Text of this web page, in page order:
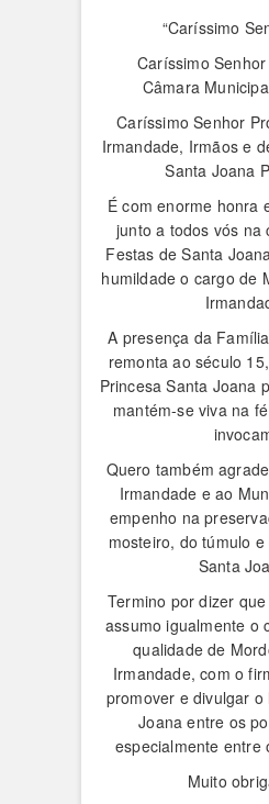
“Caríssimo
Caríssimo
Câmara
Caríssimo Senhor
Irmandade, Irmãos e
Santa Joana
É com enorme honra
junto a todos vós na
Festas de Santa
humildade o cargo de
A presença da
remonta ao século
Princesa Santa Joana
mantém-se viva na
Quero também
Irmandade e ao
empenho na
mosteiro, do túmulo
Santa
Termino por dizer
assumo igualmente o
qualidade de
Irmandade, com o
promover e divulgar
Joana entre os
especialmente entre
Muito